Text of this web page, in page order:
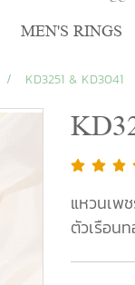
MEN'S RINGS
KD3251 & KD3041
แหวนเพ
ตัวเรือน